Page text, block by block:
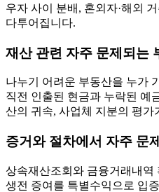
우자 사이 분배, 혼외자·해외
다투어집니다.
재산 관련 자주 문제되는
나누기 어려운 부동산을 누가
직전 인출된 현금과 누락된 예
산의 귀속, 사업체 지분의 평가
증거와 절차에서 자주 문
상속재산조회와 금융거래내역
생전 증여를 특별수익으로 입